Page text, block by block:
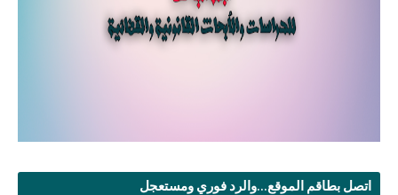
اتصل بطاقم الموقع...والرد فوري ومستعجل